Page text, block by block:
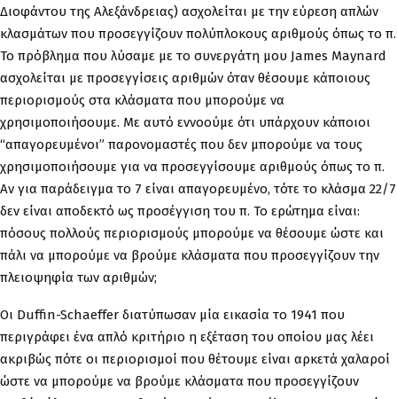
Διοφάντου της Αλεξάνδρειας) ασχολείται με την εύρεση απλών
κλασμάτων που προσεγγίζουν πολύπλοκους αριθμούς όπως το π.
Το πρόβλημα που λύσαμε με το συνεργάτη μου James Maynard
ασχολείται με προσεγγίσεις αριθμών όταν θέσουμε κάποιους
περιορισμούς στα κλάσματα που μπορούμε να
χρησιμοποιήσουμε. Με αυτό εννοούμε ότι υπάρχουν κάποιοι
“απαγορευμένοι” παρονομαστές που δεν μπορούμε να τους
χρησιμοποιήσουμε για να προσεγγίσουμε αριθμούς όπως το π.
Αν για παράδειγμα το 7 είναι απαγορευμένο, τότε το κλάσμα 22/7
δεν είναι αποδεκτό ως προσέγγιση του π. Το ερώτημα είναι:
πόσους πολλούς περιορισμούς μπορούμε να θέσουμε ώστε και
πάλι να μπορούμε να βρούμε κλάσματα που προσεγγίζουν την
πλειοψηφία των αριθμών;
Οι Duffin-Schaeffer διατύπωσαν μία εικασία το 1941 που
περιγράφει ένα απλό κριτήριο η εξέταση του οποίου μας λέει
ακριβώς πότε οι περιορισμοί που θέτουμε είναι αρκετά χαλαροί
ώστε να μπορούμε να βρούμε κλάσματα που προσεγγίζουν